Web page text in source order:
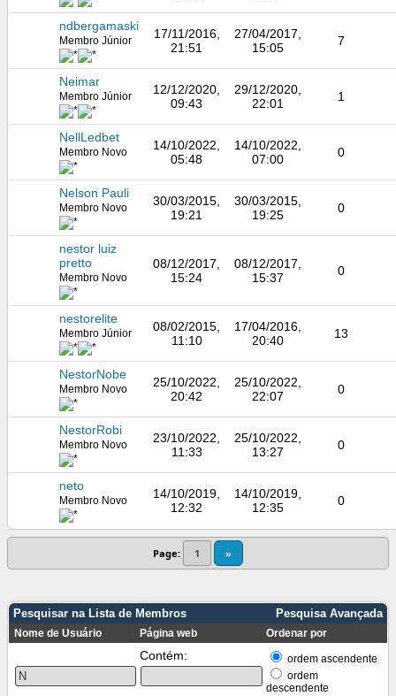
ndbergamaski
Membro Júnior
17/11/2016,
21:51
27/04/2017,
15:05
7
Neimar
Membro Júnior
12/12/2020,
09:43
29/12/2020,
22:01
1
NellLedbet
Membro Novo
14/10/2022,
05:48
14/10/2022,
07:00
0
Nelson Pauli
Membro Novo
30/03/2015,
19:21
30/03/2015,
19:25
0
nestor luiz
pretto
Membro Novo
08/12/2017,
15:24
08/12/2017,
15:37
0
nestorelite
Membro Júnior
08/02/2015,
11:10
17/04/2016,
20:40
13
NestorNobe
Membro Novo
25/10/2022,
20:42
25/10/2022,
22:07
0
NestorRobi
Membro Novo
23/10/2022,
11:33
25/10/2022,
13:27
0
neto
Membro Novo
14/10/2019,
12:32
14/10/2019,
12:35
0
Page: 1 »
Pesquisa Avançada
Pesquisar na Lista de Membros
Nome de Usuário Página web Ordenar por
Contém:
ordem ascendente
ordem
descendente